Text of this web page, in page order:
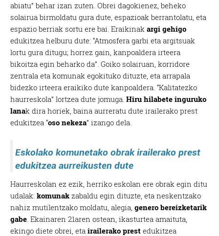
abiatu” behar izan zuten. Obrei dagokienez, beheko
solairua birmoldatu gura dute, espazioak berrantolatu, eta
espazio berriak sortu ere bai. Eraikinakargi gehigo
edukitzea helburu dute: “Atmosfera garbi eta argitsuak
lortu gura ditugu; horrez gain, kanpoaldera irteera
bikoitza egin beharko da”. Goiko solairuan, korridore
zentrala eta komunak egokituko dituzte, eta arrapala
bidezko irteera eraikiko dute kanpoaldera. “Kalitatezko
haurreskola” lortzea dute jomuga.Hiru hilabete inguruko
lanak dira horiek, baina aurreratu dute irailerako prest
edukitzea “oso nekeza” izango dela.
Eskolako komunetako obrak irailerako prest
edukitzea aurreikusten dute
Haurreskolan ez ezik, herriko eskolan ere obrak egin ditu
udalak:komunak zabaldu egin dituzte, eta neskentzako
nahiz mutilentzako moldatu, alegia, genero bereizketarik
gabe. Ekainaren 21aren ostean, ikasturtea amaituta,
ekingo diete obrei, etairailerako prest edukitzea